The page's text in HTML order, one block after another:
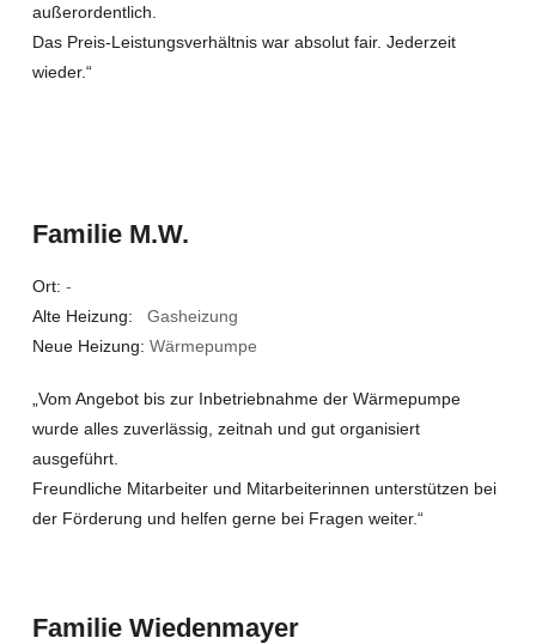
außerordentlich.
Das Preis-Leistungsverhältnis war absolut fair. Jederzeit
wieder.“
Familie M.W.
Ort: -
Alte Heizung: Gasheizung
Neue Heizung: Wärmepumpe
„Vom Angebot bis zur Inbetriebnahme der Wärmepumpe
wurde alles zuverlässig, zeitnah und gut organisiert
ausgeführt.
Freundliche Mitarbeiter und Mitarbeiterinnen unterstützen bei
der Förderung und helfen gerne bei Fragen weiter.“
Familie Wiedenmayer